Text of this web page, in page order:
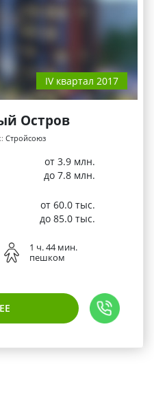
IV квартал 2017
Остров
Стройсоюз
от 3.9 млн.
до 7.8 млн.
от 60.0 тыс.
до 85.0 тыс.
1 ч. 44 мин.
пешком